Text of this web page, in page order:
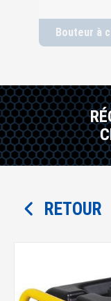
Bouteur à
RETOUR